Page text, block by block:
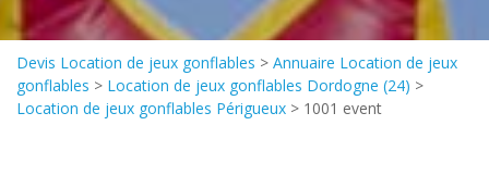
Devis Location de jeux gonflables > Annuaire Location de jeux
gonflables > Location de jeux gonflables Dordogne (24) >
Location de jeux gonflables Périgueux > 1001 event